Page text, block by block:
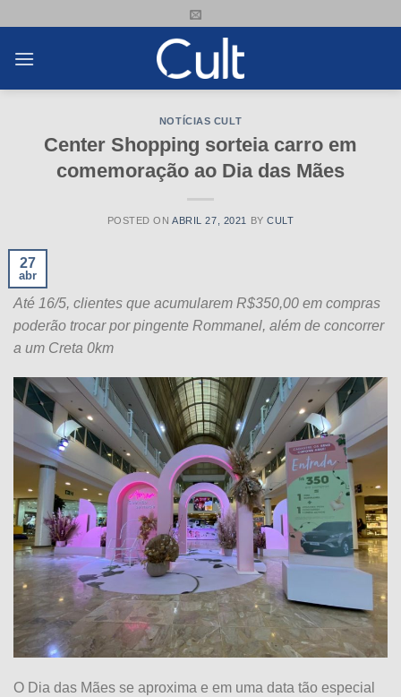
content
NOTÍCIAS CULT
Center Shopping sorteia carro em
comemoração ao Dia das Mães
POSTED ONABRIL 27, 2021 BYCULT
27
abr
Até 16/5, clientes que acumularem R$350,00 em compras
poderão trocar por pingente Rommanel, além de concorrer
a um Creta 0km
O Dia das Mães se aproxima e em uma data tão especial